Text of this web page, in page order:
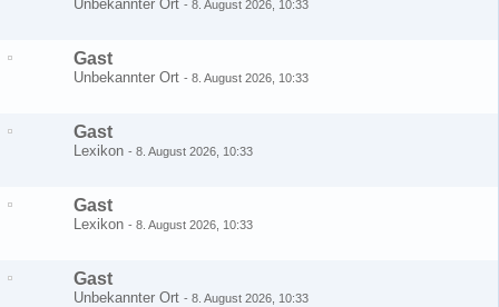
Unbekannter Ort - 8. August 2026, 10:33
Gast
Unbekannter Ort - 8. August 2026, 10:33
Gast
Lexikon - 8. August 2026, 10:33
Gast
Lexikon - 8. August 2026, 10:33
Gast
Unbekannter Ort - 8. August 2026, 10:33